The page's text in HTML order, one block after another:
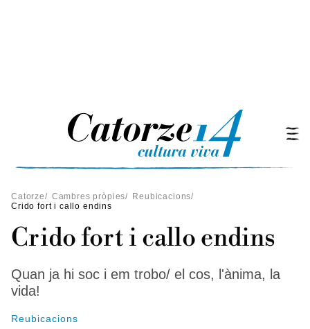
Catorze/ Cambres pròpies/ Reubicacions/
Crido fort i callo endins
Crido fort i callo endins
Quan ja hi soc i em trobo/ el cos, l'ànima, la
vida!
Reubicacions